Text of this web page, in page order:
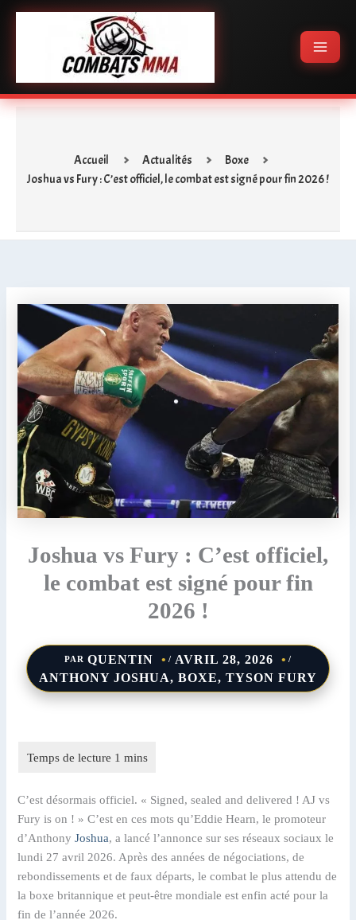
Aller
Menu
Accueil Actualités
Boxe
Joshua vs Fury : C’est officiel, le combat est signé pour fin 2026 !
Joshua vs Fury : C’est officiel,
le combat est signé pour fin
2026 !
PAR QUENTIN / AVRIL 28, 2026 /
ANTHONY JOSHUA, BOXE, TYSON FURY
C’est désormais officiel. « Signed, sealed and delivered ! AJ vs
Fury is on ! » C’est en ces mots qu’Eddie Hearn, le promoteur
d’AnthonyJoshua, a lancé l’annonce sur ses réseaux sociaux le
lundi 27 avril 2026. Après des années de négociations, de
rebondissements et de faux départs, le combat le plus attendu de
la boxe britannique et peut-être mondiale est enfin acté pour la
fin de l’année 2026.